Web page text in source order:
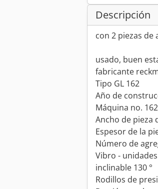
Descripción
con 2 piezas de
usado, buen
fabricante
Tipo GL 162
Año de
Máquina no.
Ancho de pieza
Espesor de la
Número de
Vibro -
inclinable 130 °
Rodillos de